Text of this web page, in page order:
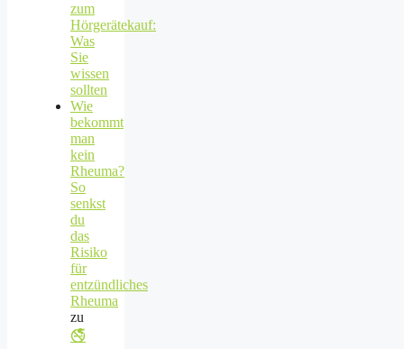
zum
Hörgerätekauf:
Was
Sie
wissen
sollten
Wie
bekommt
man
kein
Rheuma?
So
senkst
du
das
Risiko
für
entzündliches
Rheuma
zu
🚭